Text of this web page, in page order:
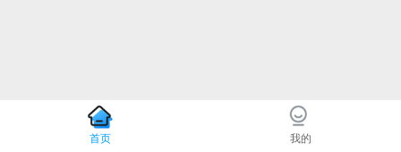
首页 我的